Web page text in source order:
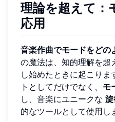
理論を超えて：
応用
音楽作曲でモードをどの
の魔法は、知的理解を超
し始めたときに起こり
トとしてだけでなく、 モ
し、音楽にユニークな
的なツールとして使用し